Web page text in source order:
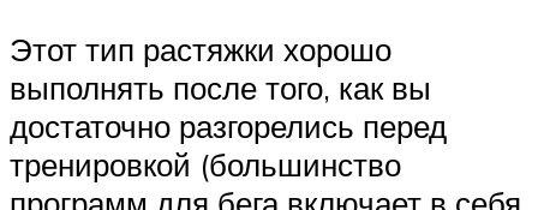
Этот тип растяжки хорошо
выполнять после того, как вы
достаточно разгорелись перед
тренировкой (большинство
программ для бега включает в себя